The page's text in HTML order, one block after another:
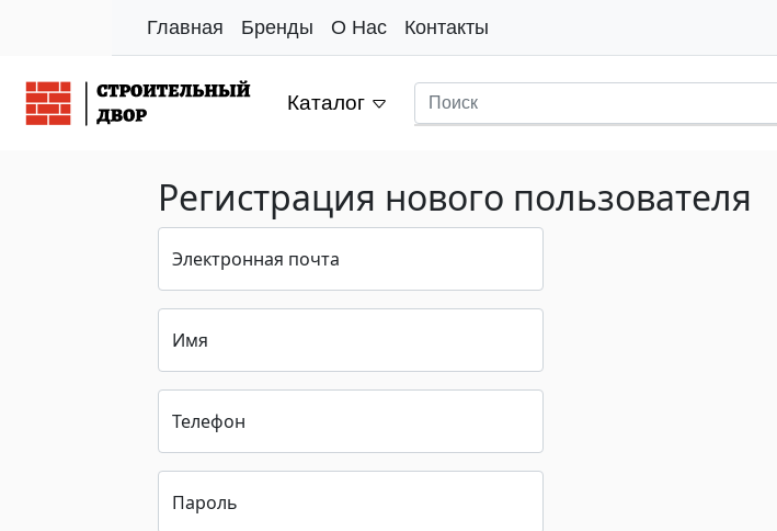
Главная Бренды О Нас Контакты
Каталог
Регистрация нового пользователя
Электронная почта
Имя
Телефон
Пароль